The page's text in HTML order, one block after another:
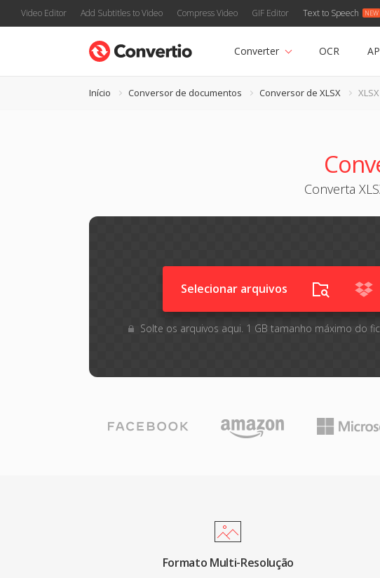
Video Editor Add Subtitles to Video Compress Video GIF Editor Text to Speech
Converter OCR
Início Conversor de documentos Conversor de XLSX
Converta
Selecionar arquivos
Solte os arquivos aqui. 1 GB tamanho máximo do
Formato Multi-Resolução